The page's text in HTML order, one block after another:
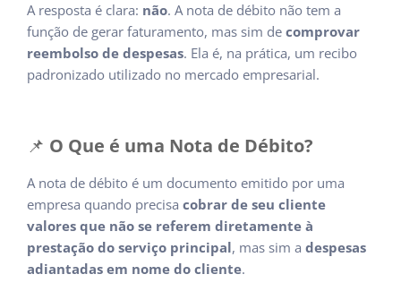
A resposta é clara: não. A nota de débito não tem a
função de gerar faturamento, mas sim de comprovar
reembolso de despesas. Ela é, na prática, um recibo
padronizado utilizado no mercado empresarial.
📌 O Que é uma Nota de Débito?
A nota de débito é um documento emitido por uma
empresa quando precisa cobrar de seu cliente
valores que não se referem diretamente à
prestação do serviço principal, mas sim a despesas
adiantadas em nome do cliente.